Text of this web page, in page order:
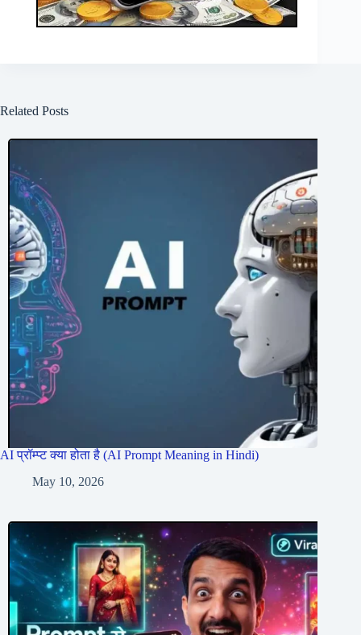
Related Posts
AI प्रॉम्प्ट क्या होता है (AI Prompt Meaning in Hindi)
May 10, 2026